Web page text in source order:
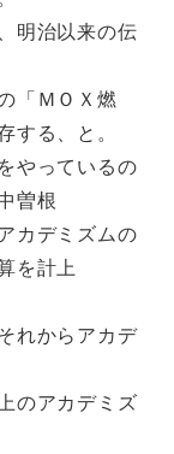
明治以来の伝
「ＭＯＸ燃
る、と。
やっているの
曽根
カデミズムの
を計上
れからアカデ
のアカデミズ